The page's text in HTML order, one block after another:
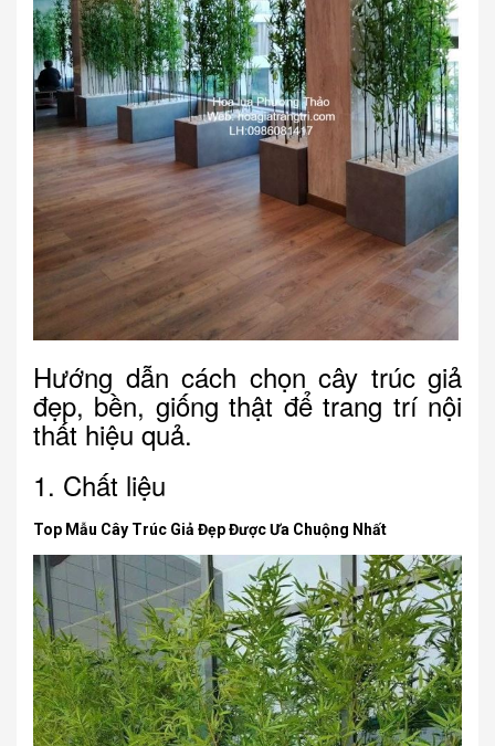
Hướng dẫn cách chọn cây trúc giả
đẹp, bền, giống thật để trang trí nội
thất hiệu quả.
1. Chất liệu
Top Mẫu Cây Trúc Giả Đẹp Được Ưa Chuộng Nhất